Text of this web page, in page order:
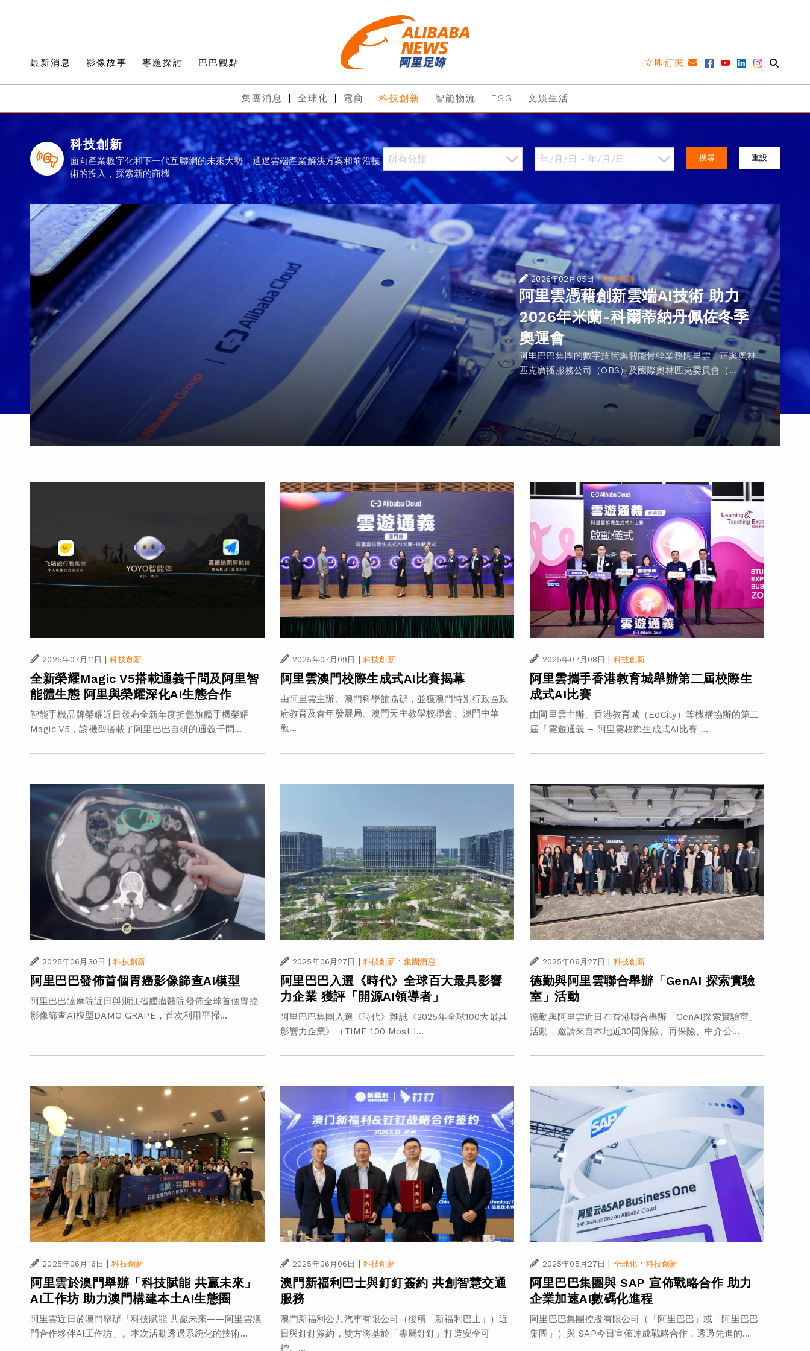
最新消息 影像故事 專題探討 巴巴觀點 立即訂閱
集團消息 全球化 電商 科技創新 智能物流 ESG 文娛生活
科技創新
面向產業數字化和下一代互聯網的未來大勢，通過雲端產業解決方案和前沿技
術的投入，探索新的商機
搜尋 重設
2026年02月05日 |科技創新
阿里雲憑藉創新雲端AI技術 助力
2026年米蘭-科爾蒂納丹佩佐冬季
奧運會
阿里巴巴集團的數字技術與智能骨幹業務阿里雲，正與奧林
匹克廣播服務公司（OBS）及國際奧林匹克委員會（...
2025年07月11日 | 科技創新
全新榮耀Magic V5搭載通義千問及阿里智
能體生態 阿里與榮耀深化AI生態合作
智能手機品牌榮耀近日發布全新年度折疊旗艦手機榮耀
Magic V5，該機型搭載了阿里巴巴自研的通義千問...
2025年07月09日 | 科技創新
阿里雲澳門校際生成式AI比賽揭幕
由阿里雲主辦、澳門科學館協辦，並獲澳門特別行政區政
府教育及青年發展局、澳門天主教學校聯會、澳門中華
教...
2025年07月08日 | 科技創新
阿里雲攜手香港教育城舉辦第二屆校際生
成式AI比賽
由阿里雲主辦、香港教育城（EdCity）等機構協辦的第二
屆「雲遊通義 – 阿里雲校際生成式AI比賽 ...
2025年06月30日 | 科技創新
阿里巴巴發佈首個胃癌影像篩查AI模型
阿里巴巴達摩院近日與浙江省腫瘤醫院發佈全球首個胃癌
影像篩查AI模型DAMO GRAPE，首次利用平掃...
2025年06月27日 | 科技創新·集團消息
阿里巴巴入選《時代》全球百大最具影響
力企業 獲評「開源AI領導者」
阿里巴巴集團入選《時代》雜誌《2025年全球100大最具
影響力企業》（TIME 100 Most I...
2025年06月27日 | 科技創新
德勤與阿里雲聯合舉辦「GenAI 探索實驗
室」活動
德勤與阿里雲近日在香港聯合舉辦「GenAI探索實驗室」
活動，邀請來自本地近30間保險、再保險、中介公...
2025年06月16日 | 科技創新
阿里雲於澳門舉辦「科技賦能 共贏未來」
AI工作坊 助力澳門構建本土AI生態圈
阿里雲近日於澳門舉辦「科技賦能 共贏未來——阿里雲澳
門合作夥伴AI工作坊」。本次活動透過系統化的技術...
2025年06月06日 | 科技創新
澳門新福利巴士與釘釘簽約 共創智慧交通
服務
澳門新福利公共汽車有限公司（後稱「新福利巴士」）近
日與釘釘簽約，雙方將基於「專屬釘釘」打造安全可
控、...
2025年05月27日 | 全球化 · 科技創新
阿里巴巴集團與 SAP 宣佈戰略合作 助力
企業加速AI數碼化進程
阿里巴巴集團控股有限公司（「阿里巴巴」或「阿里巴巴
集團」）與 SAP今日宣佈達成戰略合作，透過先進的...